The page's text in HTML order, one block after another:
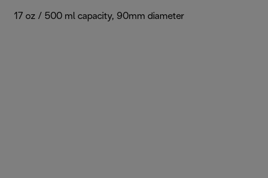
17 oz / 500 ml capacity, 90mm diameter